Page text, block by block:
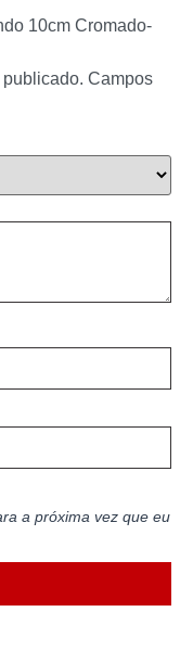
10cm Cromado-
Campos
a próxima vez que eu